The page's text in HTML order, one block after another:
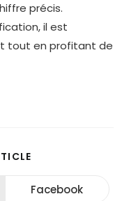
précis.
il est
tout en profitant de
CONTENU
Ouvrir
Facebook